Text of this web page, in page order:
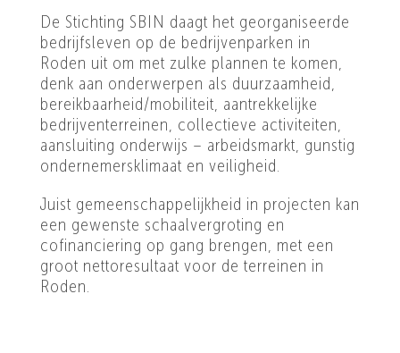
De Stichting SBIN daagt het georganiseerde
bedrijfsleven op de bedrijvenparken in
Roden uit om met zulke plannen te komen,
denk aan onderwerpen als duurzaamheid,
bereikbaarheid/mobiliteit, aantrekkelijke
bedrijventerreinen, collectieve activiteiten,
aansluiting onderwijs – arbeidsmarkt, gunstig
ondernemersklimaat en veiligheid.
Juist gemeenschappelijkheid in projecten kan
een gewenste schaalvergroting en
cofinanciering op gang brengen, met een
groot nettoresultaat voor de terreinen in
Roden.